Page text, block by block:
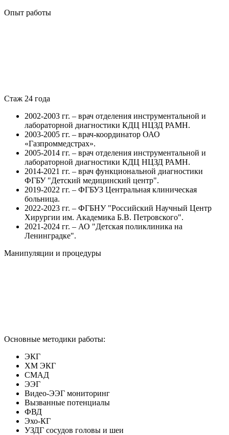
Опыт работы
Стаж 24 года
2002-2003 гг. – врач отделения инструментальной и
лабораторной диагностики КДЦ НЦЗД РАМН.
2003-2005 гг. – врач-координатор ОАО
«Газпроммедстрах».
2005-2014 гг. – врач отделения инструментальной и
лабораторной диагностики КДЦ НЦЗД РАМН.
2014-2021 гг. – врач функциональной диагностики
ФГБУ "Детский медицинский центр".
2019-2022 гг. – ФГБУЗ Центральная клиническая
больница.
2022-2023 гг. – ФГБНУ "Российский Научный Центр
Хирургии им. Академика Б.В. Петровского".
2021-2024 гг. – АО "Детская поликлиника на
Ленинградке".
Манипуляции и процедуры
Основные методики работы:
ЭКГ
ХМ ЭКГ
СМАД
ЭЭГ
Видео-ЭЭГ мониторинг
Вызванные потенциалы
ФВД
Эхо-КГ
УЗДГ сосудов головы и шеи